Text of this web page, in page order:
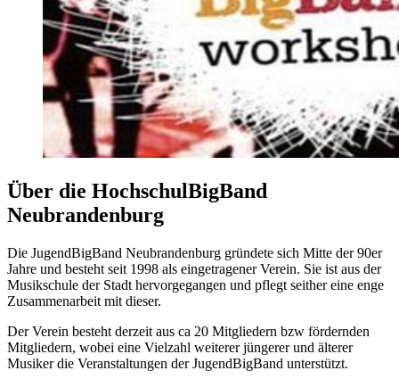
Über die HochschulBigBand
Neubrandenburg
Die JugendBigBand Neubrandenburg gründete sich Mitte der 90er
Jahre und besteht seit 1998 als eingetragener Verein. Sie ist aus der
Musikschule der Stadt hervorgegangen und pflegt seither eine enge
Zusammenarbeit mit dieser.
Der Verein besteht derzeit aus ca 20 Mitgliedern bzw fördernden
Mitgliedern, wobei eine Vielzahl weiterer jüngerer und älterer
Musiker die Veranstaltungen der JugendBigBand unterstützt.